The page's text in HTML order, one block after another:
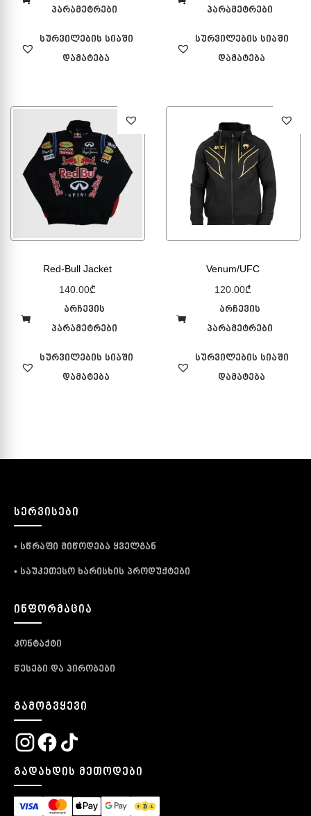
პარამეტრები
სურვილების სიაში
დამატება
პარამეტრები
სურვილების სიაში
დამატება
Red-Bull Jacket
140.00₾
არჩევის
პარამეტრები
სურვილების სიაში
დამატება
Venum/UFC
120.00₾
არჩევის
პარამეტრები
სურვილების სიაში
დამატება
ᲡᲔᲠᲕᲘᲡᲔᲑᲘ
• სწრაფი მიწოდება ყველგან
• საუკეთესო ხარისხის პროდუქტები
ᲘᲜᲤᲝᲠᲛᲐᲪᲘᲐ
კონტაქტი
წესები და პირობები
ᲒᲐᲛᲝᲒᲕᲧᲔᲕᲘ
ᲒᲐᲓᲐᲮᲓᲘᲡ ᲛᲔᲗᲝᲓᲔᲑᲘ